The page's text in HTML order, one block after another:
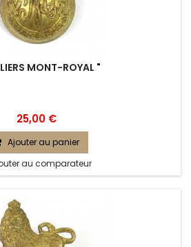
MONT-ROYAL "
25,00 €
Ajouter au panier
au comparateur